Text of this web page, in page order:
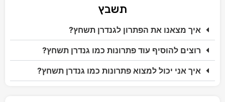
תשבץ
איך מצאנו את הפתרון לגנדרן תשחץ?
רוצים להוסיף עוד פתרונות כמו גנדרן תשחץ?
איך אני יכול למצוא פתרונות כמו גנדרן תשחץ?